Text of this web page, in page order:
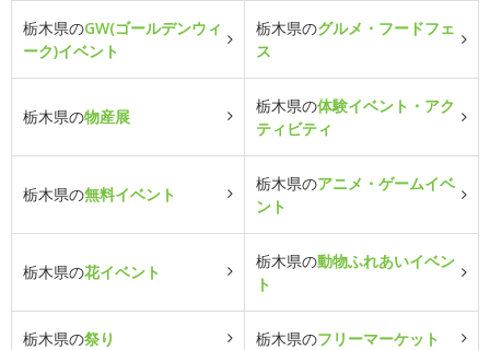
栃木県のGW(ゴールデンウィ
ーク)イベント
栃木県のグルメ・フードフェ
ス
栃木県の物産展
栃木県の体験イベント・アク
ティビティ
栃木県の無料イベント
栃木県のアニメ・ゲームイベ
ント
栃木県の花イベント
栃木県の動物ふれあいイベン
ト
栃木県の祭り 栃木県のフリーマーケット